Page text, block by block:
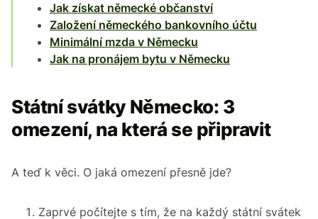
Jak získat německé občanství
Založení německého bankovního účtu
Minimální mzda v Německu
Jak na pronájem bytu v Německu
Státní svátky Německo: 3
omezení, na která se připravit
A teď k věci. O jaká omezení přesně jde?
Zaprvé počítejte s tím, že na každý státní svátek